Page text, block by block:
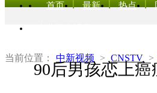
首页 最新 热点
当前位置： 中新视频 > CNSTV >
90后男孩恋上